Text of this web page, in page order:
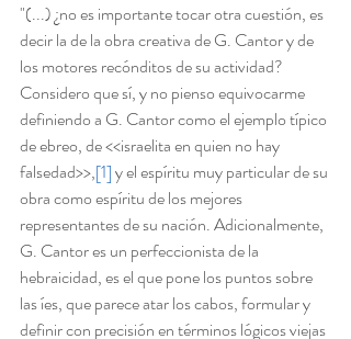
"(...) ¿no es importante tocar otra cuestión, es
decir la de la obra creativa de G. Cantor y de
los motores recónditos de su actividad?
Considero que sí, y no pienso equivocarme
definiendo a G. Cantor como el ejemplo típico
de ebreo, de <<israelita en quien no hay
falsedad>>,[1] y el espíritu muy particular de su
obra como espíritu de los mejores
representantes de su nación. Adicionalmente,
G. Cantor es un perfeccionista de la
hebraicidad, es el que pone los puntos sobre
las íes, que parece atar los cabos, formular y
definir con precisión en términos lógicos viejas